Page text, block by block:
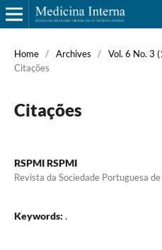
Home / Archives / Vol. 6 No. 3
Citações
Citações
RSPMI RSPMI
Revista da Sociedade Portuguesa
Keywords: .